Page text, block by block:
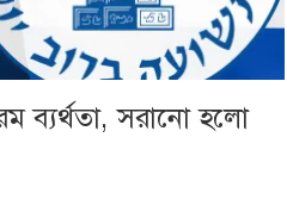
ব্যর্থতা, সরানো হলো